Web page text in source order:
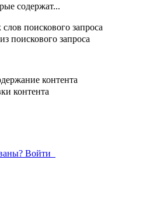
содержат...
поискового запроса
поискового запроса
контента
контента
Войти